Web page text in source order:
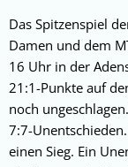
Das Spitzenspiel
Damen und dem
16 Uhr in der
21:1-Punkte auf
noch
7:7-
einen Sieg. Ein